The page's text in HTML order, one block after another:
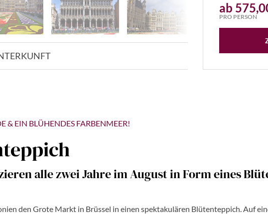
ab
PRO PERSON
& EIN BLÜHENDES FARBENMEER!
alle zwei Jahre im August in Form eines
den Grote Markt in Brüssel in einen spektakulären Blütenteppich. Auf